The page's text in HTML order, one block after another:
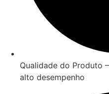
Qualidade do Produto
alto desempenho